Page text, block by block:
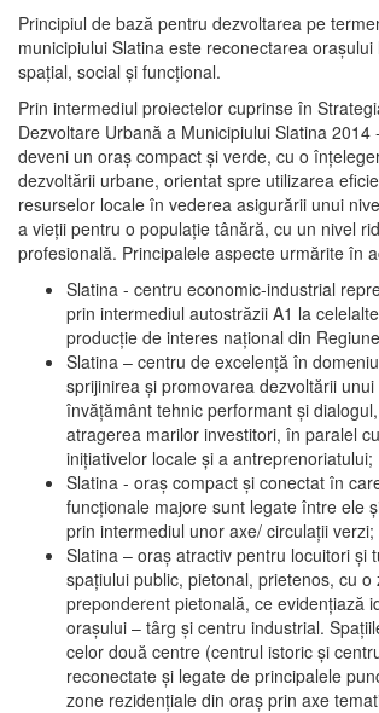
Principiul de bază pentru dezvoltarea pe
municipiului Slatina este reconectarea oraşului
spaţial, social şi funcţional.
Prin intermediul proiectelor cuprinse în
Dezvoltare Urbană a Municipiului Slatina 2014
deveni un oraş compact şi verde, cu o
dezvoltării urbane, orientat spre utilizarea
resurselor locale în vederea asigurării unui
a vieţii pentru o populaţie tânără, cu un nivel
profesională. Principalele aspecte urmărite în
Slatina - centru economic-industrial
prin intermediul autostrăzii A1 la
producţie de interes naţional din
Slatina – centru de excelenţă în
sprijinirea şi promovarea dezvoltării
învăţământ tehnic performant şi
atragerea marilor investitori, în paralel
iniţiativelor locale şi a antreprenoriatului;
Slatina - oraş compact şi conectat în
funcţionale majore sunt legate între ele
prin intermediul unor axe/ circulații verzi;
Slatina – oraş atractiv pentru locuitori şi
spaţiului public, pietonal, prietenos, cu o
preponderent pietonală, ce evidenţiază
oraşului – târg şi centru industrial.
celor două centre (centrul istoric şi
reconectate şi legate de principalele
zone rezidenţiale din oraş prin axe